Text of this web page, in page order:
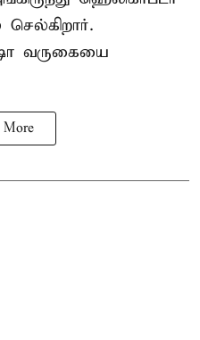
வருகையை